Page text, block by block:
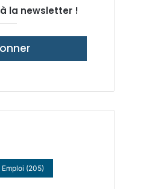
la newsletter !
Emploi (205)